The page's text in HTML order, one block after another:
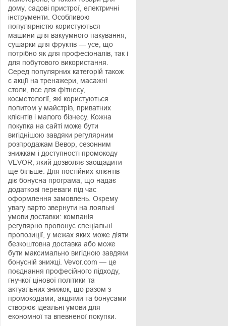
дому, садові пристрої, електричні
інструменти. Особливою
популярністю користуються
машини для вакуумного пакування,
сушарки для фруктів — усе, що
потрібно як для професіоналів, так і
для побутового використання.
Серед популярних категорій також
є акції на тренажери, масажні
столи, все для фітнесу,
косметології, які користуються
попитом у майстрів, приватних
клієнтів і малого бізнесу. Кожна
покупка на сайті може бути
вигіднішою завдяки регулярним
розпродажам Вевор, сезонним
знижкам і доступності промокоду
VEVOR, який дозволяє заощадити
ще більше. Для постійних клієнтів
діє бонусна програма, що надає
додаткові переваги під час
оформлення замовлень. Окрему
увагу варто звернути на лояльні
умови доставки: компанія
регулярно пропонує спеціальні
пропозиції, у межах яких може діяти
безкоштовна доставка або може
бути максимально вигідною завдяки
бонусній знижці. Vevor.com — це
поєднання професійного підходу,
гнучкої цінової політики та
актуальних знижок, що разом з
промокодами, акціями та бонусами
створює ідеальні умови для
економної та впевненої покупки.